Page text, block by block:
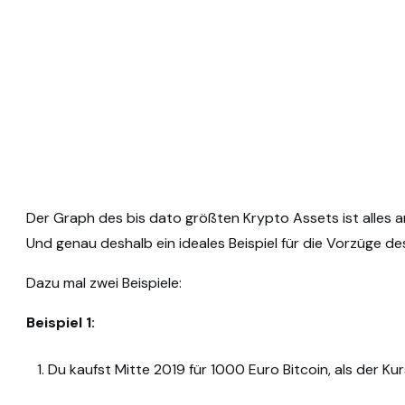
Der Graph des bis dato größten Krypto Assets ist alles
Und genau deshalb ein ideales Beispiel für die Vorzüge
Dazu mal zwei Beispiele:
Beispiel 1:
Du kaufst Mitte 2019 für 1000 Euro Bitcoin, als der